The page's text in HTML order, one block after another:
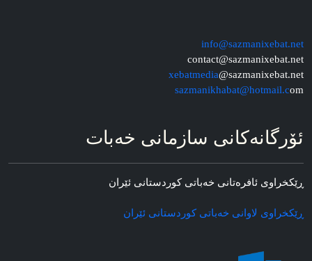
info@sazmanixebat.net
contact@sazmanixebat.net
xebatmedia@sazmanixebat.net
sazmanikhabat@hotmail.com
ئۆرگانه‌کانی سازمانی خه‌بات
ڕێکخراوی ئافره‌تانی خه‌باتی کوردستانی ئێران
ڕێکخراوی لاوانی خه‌باتی کوردستانی ئێران